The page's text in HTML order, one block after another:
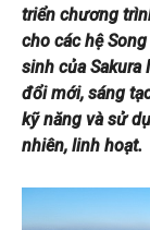
triển chương
cho các hệ
sinh của
đổi mới, sáng
kỹ năng và sử
nhiên, linh hoạt.